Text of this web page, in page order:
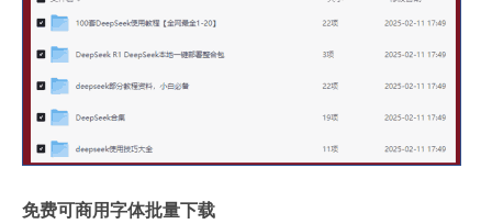
免费可商用字体批量下载